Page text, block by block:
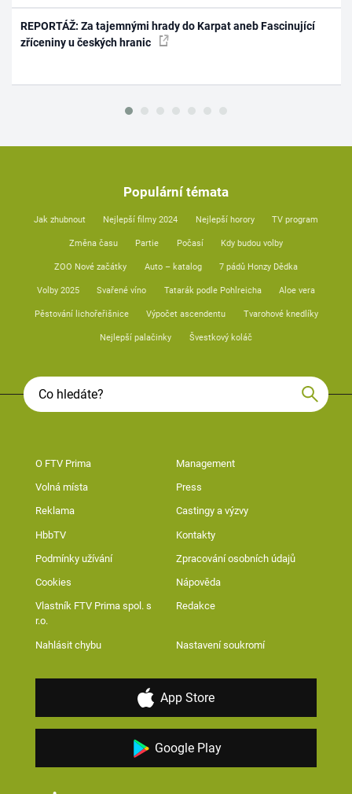
REPORTÁŽ: Za tajemnými hrady do Karpat aneb Fascinující
zříceniny u českých hranic
Populární témata
Jak zhubnout Nejlepší filmy 2024 Nejlepší horory TV program
Změna času Partie Počasí Kdy budou volby
ZOO Nové začátky Auto – katalog 7 pádů Honzy Dědka
Volby 2025 Svařené víno Tatarák podle Pohlreicha Aloe vera
Pěstování lichořeřišnice Výpočet ascendentu Tvarohové knedlíky
Nejlepší palačinky Švestkový koláč
O FTV Prima Management
Volná místa Press
Reklama Castingy a výzvy
HbbTV Kontakty
Podmínky užívání Zpracování osobních údajů
Cookies Nápověda
Vlastník FTV Prima spol. s
r.o.
Redakce
Nahlásit chybu Nastavení soukromí
App Store
Google Play